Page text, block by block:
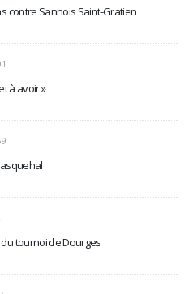
contre Sannois Saint-Gratien
à avoir »
du tournoi de Dourges